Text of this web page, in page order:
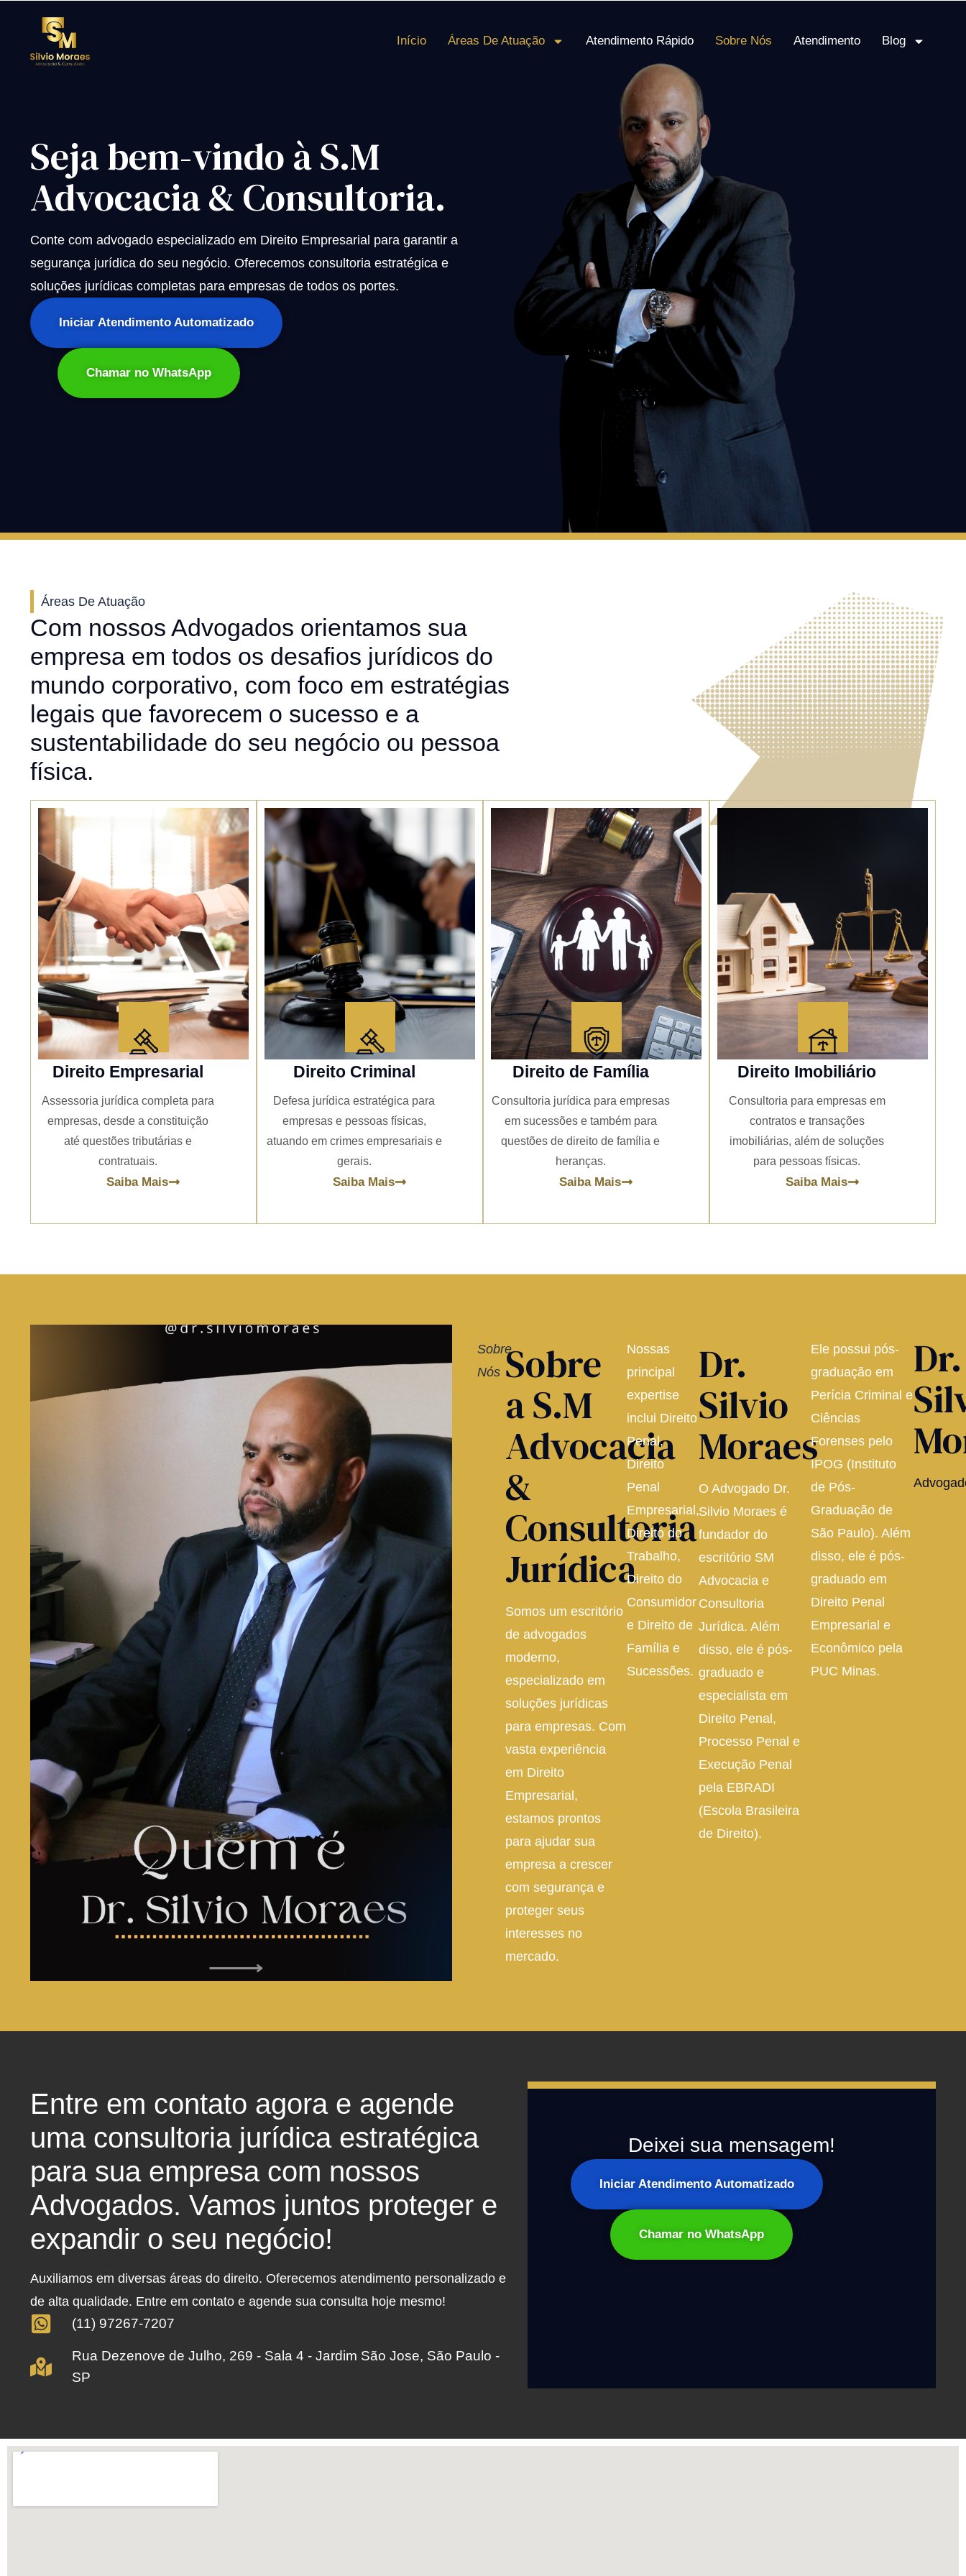
Início Áreas De Atuação Atendimento Rápido Sobre Nós Atendimento Blog
Seja bem-vindo à S.M
Advocacia & Consultoria.
Conte com advogado especializado em Direito Empresarial para garantir a
segurança jurídica do seu negócio. Oferecemos consultoria estratégica e
soluções jurídicas completas para empresas de todos os portes.
Iniciar Atendimento Automatizado
Chamar no WhatsApp
Áreas De Atuação
Com nossos Advogados orientamos sua
empresa em todos os desafios jurídicos do
mundo corporativo, com foco em estratégias
legais que favorecem o sucesso e a
sustentabilidade do seu negócio ou pessoa
física.
Direito Empresarial
Assessoria jurídica completa para
empresas, desde a constituição
até questões tributárias e
contratuais.
Saiba Mais
Direito Criminal
Defesa jurídica estratégica para
empresas e pessoas físicas,
atuando em crimes empresariais e
gerais.
Saiba Mais
Direito de Família
Consultoria jurídica para empresas
em sucessões e também para
questões de direito de família e
heranças.
Saiba Mais
Direito Imobiliário
Consultoria para empresas em
contratos e transações
imobiliárias, além de soluções
para pessoas físicas.
Saiba Mais
Sobre
Nós Sobre
a S.M
Advocacia
&
Consultoria
Jurídica
Somos um escritório
de advogados
moderno,
especializado em
soluções jurídicas
para empresas. Com
vasta experiência
em Direito
Empresarial,
estamos prontos
para ajudar sua
empresa a crescer
com segurança e
proteger seus
interesses no
mercado.
Nossas
principal
expertise
inclui Direito
Penal,
Direito
Penal
Empresarial,
Direito do
Trabalho,
Direito do
Consumidor
e Direito de
Família e
Sucessões.
Dr.
Silvio
Moraes
O Advogado Dr.
Silvio Moraes é
fundador do
escritório SM
Advocacia e
Consultoria
Jurídica. Além
disso, ele é pós-
graduado e
especialista em
Direito Penal,
Processo Penal e
Execução Penal
pela EBRADI
(Escola Brasileira
de Direito).
Ele possui pós-
graduação em
Perícia Criminal e
Ciências
Forenses pelo
IPOG (Instituto
de Pós-
Graduação de
São Paulo). Além
disso, ele é pós-
graduado em
Direito Penal
Empresarial e
Econômico pela
PUC Minas.
Dr.
Entre em contato agora e agende
uma consultoria jurídica estratégica
para sua empresa com nossos
Advogados. Vamos juntos proteger e
expandir o seu negócio!
Auxiliamos em diversas áreas do direito. Oferecemos atendimento personalizado e
de alta qualidade. Entre em contato e agende sua consulta hoje mesmo!
(11) 97267-7207
Rua Dezenove de Julho, 269 - Sala 4 - Jardim São Jose, São Paulo -
SP
Deixei sua mensagem!
Iniciar Atendimento Automatizado
Chamar no WhatsApp